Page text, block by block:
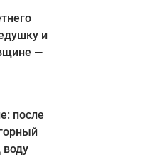
и
—
после
воду